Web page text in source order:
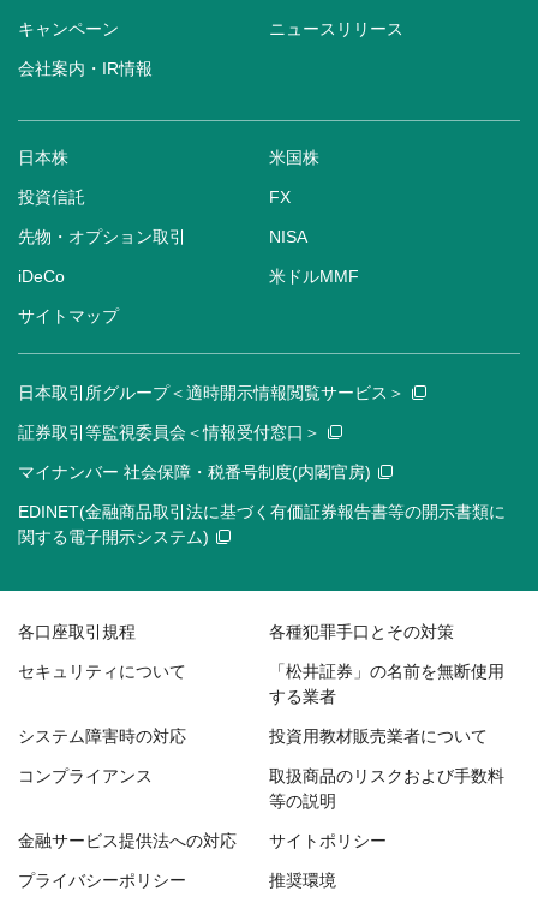
キャンペーン ニュースリリース
会社案内・IR情報
日本株 米国株
投資信託 FX
先物・オプション取引 NISA
iDeCo 米ドルMMF
サイトマップ
日本取引所グループ＜適時開示情報閲覧サービス＞
証券取引等監視委員会＜情報受付窓口＞
マイナンバー 社会保障・税番号制度(内閣官房)
EDINET(金融商品取引法に基づく有価証券報告書等の開示書類に
関する電子開示システム)
各口座取引規程 各種犯罪手口とその対策
セキュリティについて
「松井証券」の名前を無断使用
する業者
システム障害時の対応 投資用教材販売業者について
コンプライアンス
取扱商品のリスクおよび手数料
等の説明
金融サービス提供法への対応 サイトポリシー
プライバシーポリシー 推奨環境